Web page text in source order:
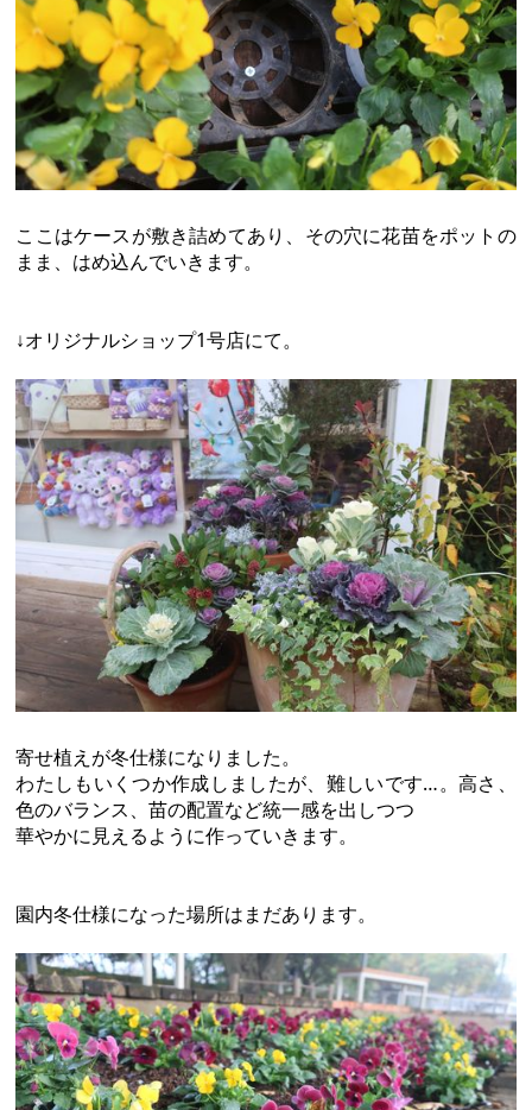
ここはケースが敷き詰めてあり、その穴に花苗をポットの
まま、はめ込んでいきます。
↓オリジナルショップ1号店にて。
寄せ植えが冬仕様になりました。
わたしもいくつか作成しましたが、難しいです…。高さ、
色のバランス、苗の配置など統一感を出しつつ
華やかに見えるように作っていきます。
園内冬仕様になった場所はまだあります。